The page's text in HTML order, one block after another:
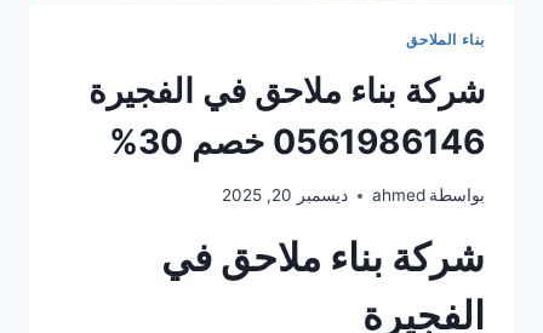
بناء الملاحق
شركة بناء ملاحق في الفجيرة
0561986146 خصم 30%
بواسطة ahmed ديسمبر 20, 2025
شركة بناء ملاحق في
الفجيرة